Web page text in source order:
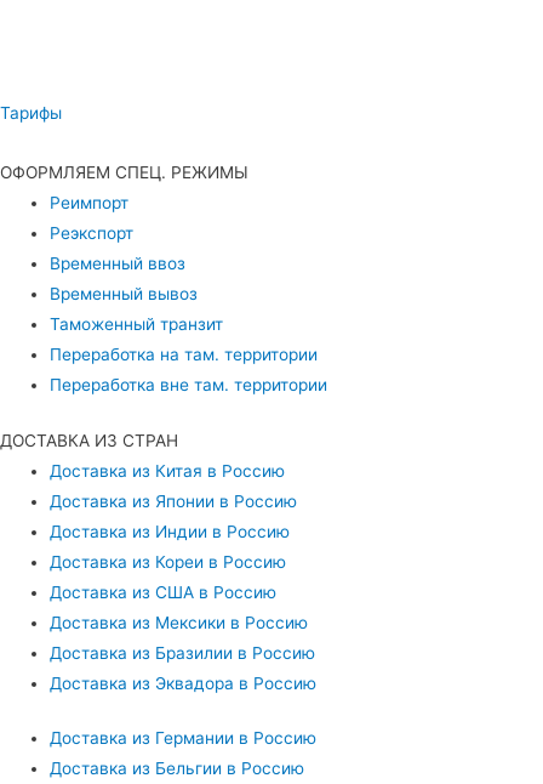
Тарифы
ОФОРМЛЯЕМ СПЕЦ. РЕЖИМЫ
Реимпорт
Реэкспорт
Временный ввоз
Временный вывоз
Таможенный транзит
Переработка на там. территории
Переработка вне там. территории
ДОСТАВКА ИЗ СТРАН
Доставка из Китая в Россию
Доставка из Японии в Россию
Доставка из Индии в Россию
Доставка из Кореи в Россию
Доставка из США в Россию
Доставка из Мексики в Россию
Доставка из Бразилии в Россию
Доставка из Эквадора в Россию
Доставка из Германии в Россию
Доставка из Бельгии в Россию